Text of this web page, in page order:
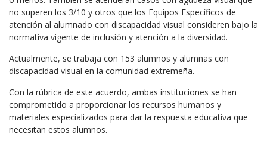
no superen los 3/10 y otros que los Equipos Específicos de
atención al alumnado con discapacidad visual consideren bajo la
normativa vigente de inclusión y atención a la diversidad.
Actualmente, se trabaja con 153 alumnos y alumnas con
discapacidad visual en la comunidad extremeña.
Con la rúbrica de este acuerdo, ambas instituciones se han
comprometido a proporcionar los recursos humanos y
materiales especializados para dar la respuesta educativa que
necesitan estos alumnos.